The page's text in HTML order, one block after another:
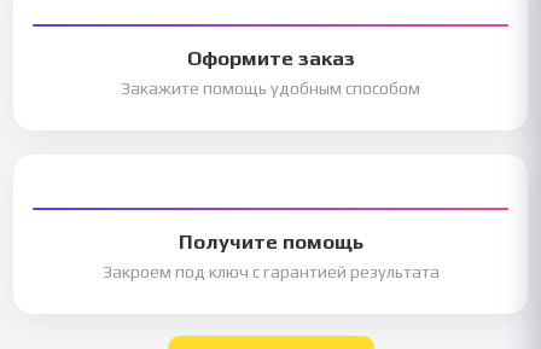
Оформите заказ
Закажите помощь удобным способом
Получите помощь
Закроем под ключ с гарантией результата